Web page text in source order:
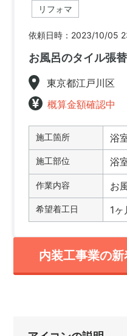
リフォマ
依頼日時：2023/10/05
お風呂のタイル張替
東京都江戸川区
概算金額確認中
施工箇所 浴
施工部位 浴
作業内容 お
希望着工日 1
内装工事業の